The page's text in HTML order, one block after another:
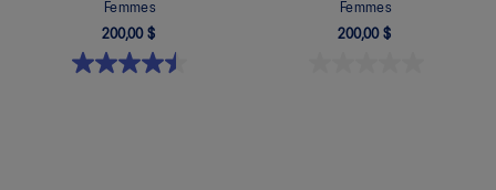
Femmes
200,00 $
Femmes
200,00 $